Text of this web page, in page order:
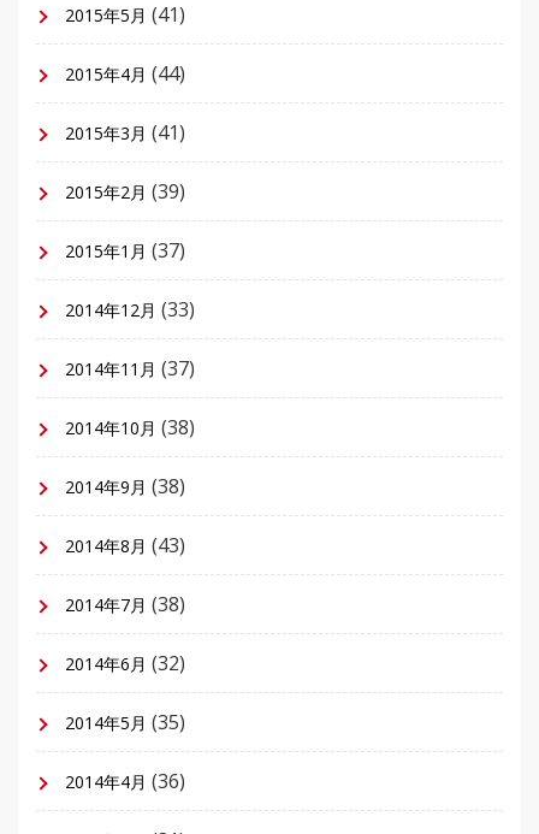
2015年5月 (41)
2015年4月 (44)
2015年3月 (41)
2015年2月 (39)
2015年1月 (37)
2014年12月 (33)
2014年11月 (37)
2014年10月 (38)
2014年9月 (38)
2014年8月 (43)
2014年7月 (38)
2014年6月 (32)
2014年5月 (35)
2014年4月 (36)